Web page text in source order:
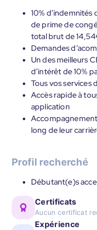
10% d’indemnités
de prime de
total brut de
Demandes
Un des meilleurs
d’intérêt de 10%
Tous vos services
Accès rapide à
application
long de leur
Profil recherché
Débutant(e)s
Certificats
Aucun certificat
Expérience